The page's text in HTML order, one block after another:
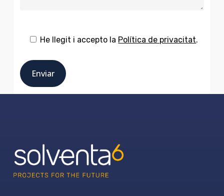
He llegit i accepto la Política de privacitat.